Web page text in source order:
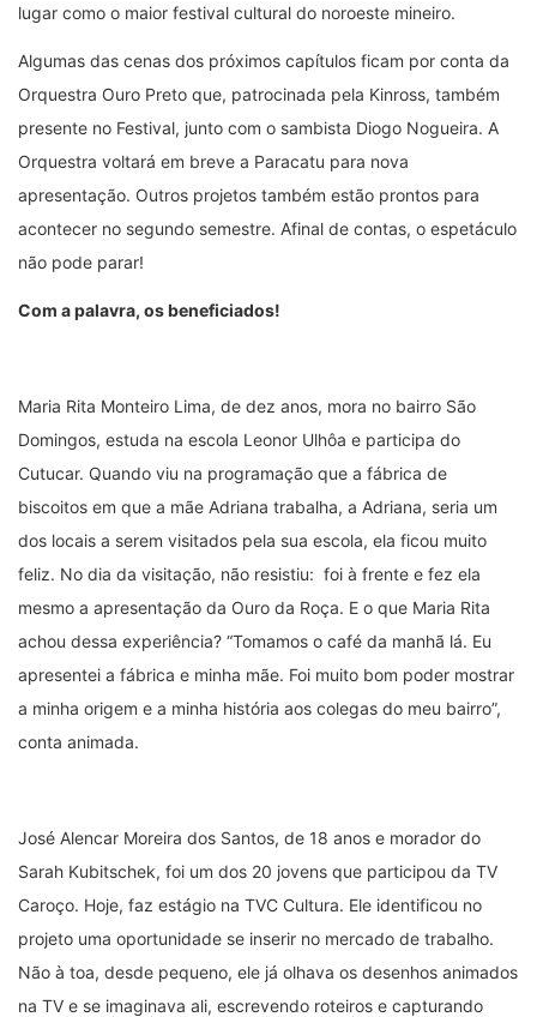
lugar como o maior festival cultural do noroeste mineiro.
Algumas das cenas dos próximos capítulos ficam por conta da
Orquestra Ouro Preto que, patrocinada pela Kinross, também
presente no Festival, junto com o sambista Diogo Nogueira. A
Orquestra voltará em breve a Paracatu para nova
apresentação. Outros projetos também estão prontos para
acontecer no segundo semestre. Afinal de contas, o espetáculo
não pode parar!
Com a palavra, os beneficiados!
Maria Rita Monteiro Lima, de dez anos, mora no bairro São
Domingos, estuda na escola Leonor Ulhôa e participa do
Cutucar. Quando viu na programação que a fábrica de
biscoitos em que a mãe Adriana trabalha, a Adriana, seria um
dos locais a serem visitados pela sua escola, ela ficou muito
feliz. No dia da visitação, não resistiu: foi à frente e fez ela
mesmo a apresentação da Ouro da Roça. E o que Maria Rita
achou dessa experiência? “Tomamos o café da manhã lá. Eu
apresentei a fábrica e minha mãe. Foi muito bom poder mostrar
a minha origem e a minha história aos colegas do meu bairro”,
conta animada.
José Alencar Moreira dos Santos, de 18 anos e morador do
Sarah Kubitschek, foi um dos 20 jovens que participou da TV
Caroço. Hoje, faz estágio na TVC Cultura. Ele identificou no
projeto uma oportunidade se inserir no mercado de trabalho.
Não à toa, desde pequeno, ele já olhava os desenhos animados
na TV e se imaginava ali, escrevendo roteiros e capturando